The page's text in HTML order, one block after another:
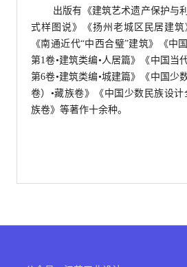
出版有《建筑艺术遗产保护与
式样图说》《扬州老城区民居建筑
《南通近代“中西合璧”建筑》《中
第1卷•建筑类编•人居篇》《中国当
第6卷•建筑类编•城建篇》《中国少
卷）•藏族卷》《中国少数民族设计
族卷》等著作十余种。